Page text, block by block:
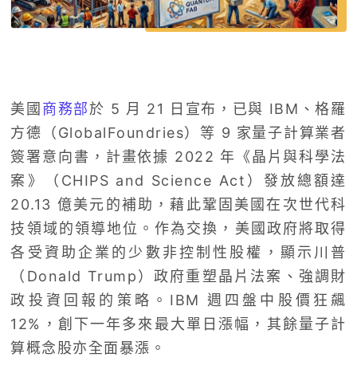
美國 商務部於 5 月 21 日宣布，已與 IBM、格羅
方德（GlobalFoundries）等 9 家量子計算業者
簽署意向書，計畫依據 2022 年《晶片與科學法
案》（CHIPS and Science Act）發放總額達
20.13 億美元的補助，藉此鞏固美國在次世代科
技領域的領導地位。作為交換，美國政府將取得
各受資助企業的少數非控制性股權，顯示川普
（Donald Trump）政府重塑晶片法案、強調財
政投資回報的策略。IBM 週四盤中股價狂飆
12%，創下一年多來最大單日漲幅，其餘量子計
算概念股亦全面暴漲。